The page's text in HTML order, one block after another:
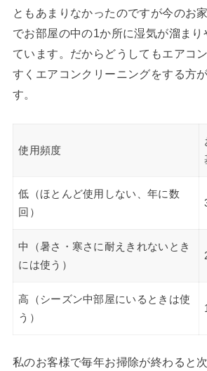
ともあまりなかったのですが今のお
でお部屋の中の1か所に湿気が溜まり
ています。だからどうしてもエアコ
すくエアコンクリーニングをする方
す。
使用頻度
低（ほとんど使用しない、年に数
回）
中（暑さ・寒さに耐えきれないとき
には使う）
高（シーズン中部屋にいるときは使
う）
私のお客様で毎年お掃除が終わると